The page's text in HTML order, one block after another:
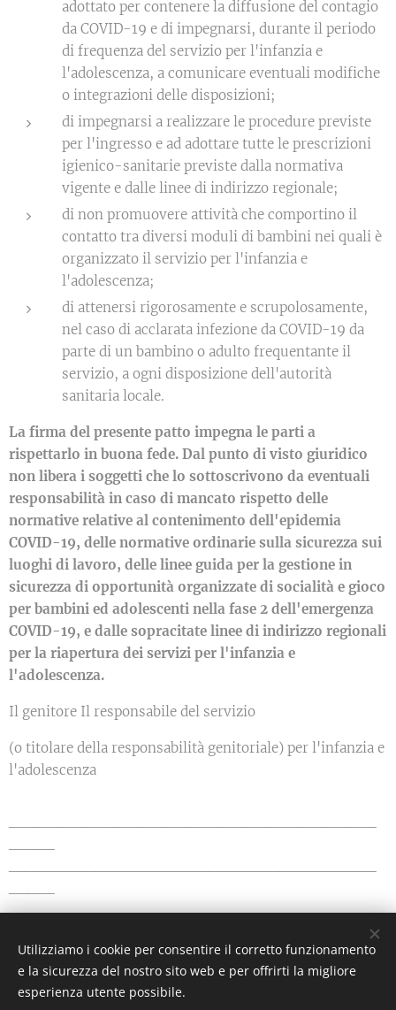
adottato per contenere la diffusione del contagio
da COVID-19 e di impegnarsi, durante il periodo
di frequenza del servizio per l'infanzia e
l'adolescenza, a comunicare eventuali modifiche
o integrazioni delle disposizioni;
di impegnarsi a realizzare le procedure previste
per l'ingresso e ad adottare tutte le prescrizioni
igienico-sanitarie previste dalla normativa
vigente e dalle linee di indirizzo regionale;
di non promuovere attività che comportino il
contatto tra diversi moduli di bambini nei quali è
organizzato il servizio per l'infanzia e
l'adolescenza;
di attenersi rigorosamente e scrupolosamente,
nel caso di acclarata infezione da COVID-19 da
parte di un bambino o adulto frequentante il
servizio, a ogni disposizione dell'autorità
sanitaria locale.
La firma del presente patto impegna le parti a
rispettarlo in buona fede. Dal punto di visto giuridico
non libera i soggetti che lo sottoscrivono da eventuali
responsabilità in caso di mancato rispetto delle
normative relative al contenimento dell'epidemia
COVID-19, delle normative ordinarie sulla sicurezza sui
luoghi di lavoro, delle linee guida per la gestione in
sicurezza di opportunità organizzate di socialità e gioco
per bambini ed adolescenti nella fase 2 dell'emergenza
COVID-19, e dalle sopracitate linee di indirizzo regionali
per la riapertura dei servizi per l'infanzia e
l'adolescenza.
Il genitore Il responsabile del servizio
(o titolare della responsabilità genitoriale) per l'infanzia e
l'adolescenza
Gaia Park - Via Enrico Fermi 11 - 31020 San Vendemiano (TV) -
3485236821
Utilizziamo i cookie per consentire il corretto funzionamento
e la sicurezza del nostro sito web e per offrirti la migliore
esperienza utente possibile.